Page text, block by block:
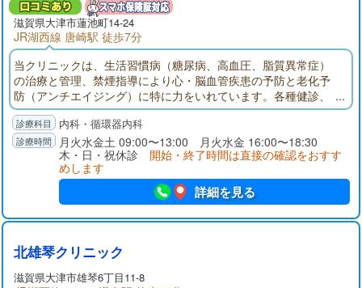
滋賀県大津市蓮池町14-24
JR湖西線 唐崎駅 徒歩7分
当クリニックは、生活習慣病（糖尿病、高血圧、脂質異常症）
の治療と管理、禁煙指導により心・脳血管疾患の予防と老化予
防（アンチエイジング）に特に力をいれています。各種健診、
予防接種、心臓・動脈硬化ドック、アンチエイジング点滴・美
容点滴・疲労回復点滴（保険外診療）も行っております。
内科・循環器内科
月火水金土 09:00〜13:00 月火水金 16:00〜18:30
木・日・祝休診 開始・終了時間は直接の確認をおすす
めします
詳細を見る
北雄琴クリニック
滋賀県大津市雄琴6丁目11-8